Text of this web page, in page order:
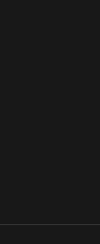
và
Bạn thậm chí
bạn.
phù